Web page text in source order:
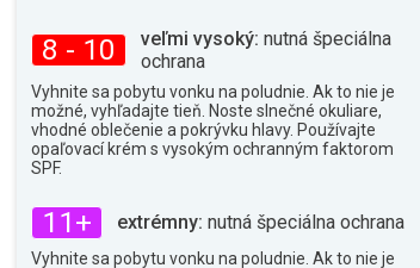
8 - 10 veľmi vysoký: nutná špeciálna
ochrana
Vyhnite sa pobytu vonku na poludnie. Ak to nie je
možné, vyhľadajte tieň. Noste slnečné okuliare,
vhodné oblečenie a pokrývku hlavy. Používajte
opaľovací krém s vysokým ochranným faktorom
SPF.
11+ extrémny: nutná špeciálna ochrana
Vyhnite sa pobytu vonku na poludnie. Ak to nie je